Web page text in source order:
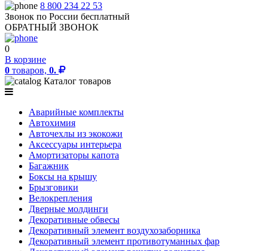
8 800 234 22 53
Звонок по России бесплатный
ОБРАТНЫЙ ЗВОНОК
0
В корзине
0 товаров, 0.
Каталог товаров
Аварийные комплекты
Автохимия
Авточехлы из экокожи
Аксессуары интерьера
Амортизаторы капота
Багажник
Боксы на крышу
Брызговики
Велокрепления
Дверные молдинги
Декоративные обвесы
Декоративный элемент воздухозаборника
Декоративный элемент противотуманных фар